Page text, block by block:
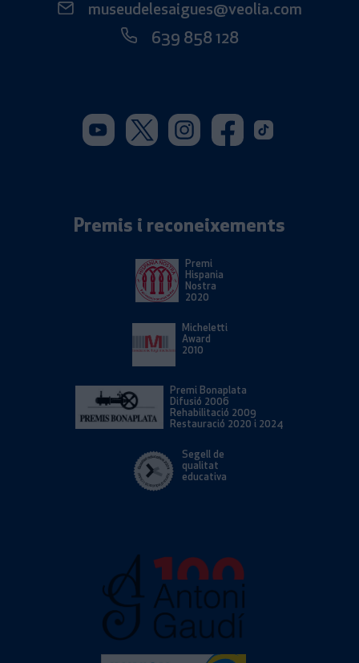
museudelesaigues@veolia.com
639 858 128
Youtube. S'obre en una nova
Twitter. S'obre en una
Instagram. S'obre
Facebook.
Tiktok.
Premis i reconeixements
Premi
Hispania
Nostra
2020
Micheletti
Award
2010
Premi Bonaplata
Difusió 2006
Rehabilitació 2009
Restauració 2020 i 2024
Segell de
qualitat
educativa